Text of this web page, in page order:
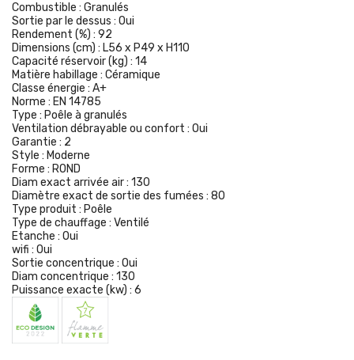
Combustible : Granulés
Sortie par le dessus : Oui
Rendement (%) : 92
Dimensions (cm) : L56 x P49 x H110
Capacité réservoir (kg) : 14
Matière habillage : Céramique
Classe énergie : A+
Norme : EN 14785
Type : Poêle à granulés
Ventilation débrayable ou confort : Oui
Garantie : 2
Style : Moderne
Forme : ROND
Diam exact arrivée air : 130
Diamètre exact de sortie des fumées : 80
Type produit : Poêle
Type de chauffage : Ventilé
Etanche : Oui
wifi : Oui
Sortie concentrique : Oui
Diam concentrique : 130
Puissance exacte (kw) : 6